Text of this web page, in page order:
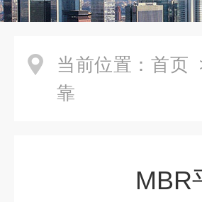
当前位置： 首页
靠
MBR